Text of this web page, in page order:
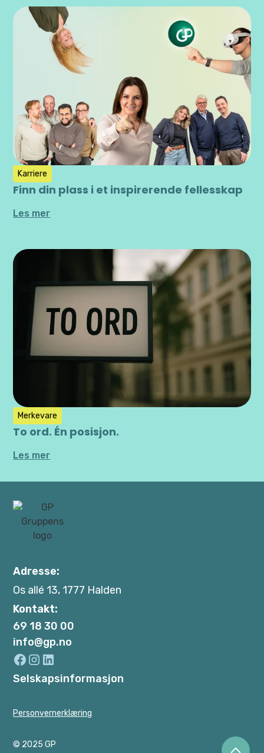
Karriere
Finn din plass i et inspirerende fellesskap
Les mer
Merkevare
To ord. Én posisjon.
Les mer
Adresse:
Os allé 13, 1777 Halden
Kontakt:
69 18 30 00
info@gp.no
Selskapsinformasjon
© 2025 GP
Personvernerklæring